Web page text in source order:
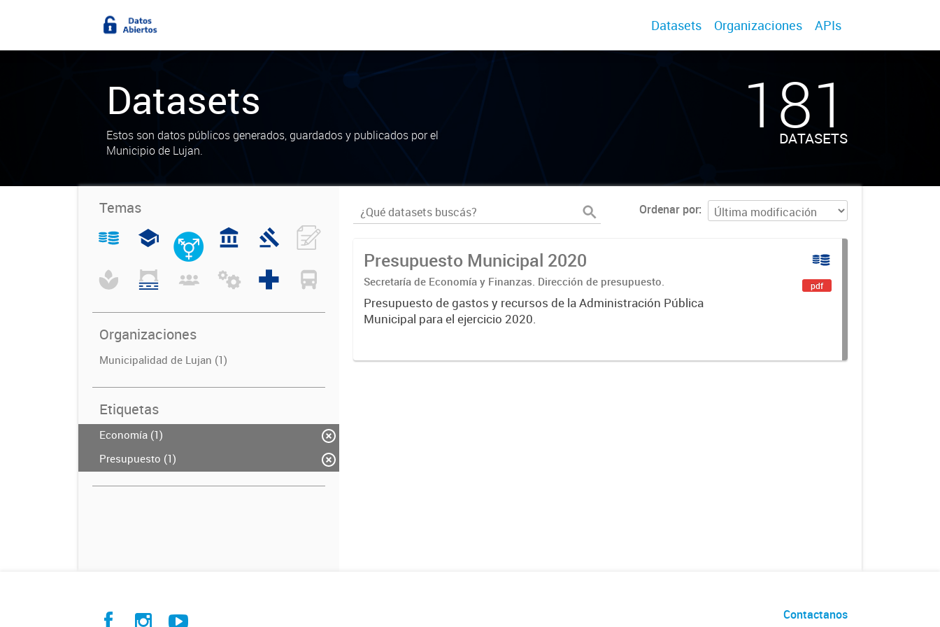
Datasets Organizaciones APIs
Datasets
Estos son datos públicos generados, guardados y publicados por el
Municipio de Lujan.
181
DATASETS
Temas
Organizaciones
Municipalidad de Lujan (1)
Etiquetas
Economía (1)
Presupuesto (1)
Ordenar por
Presupuesto Municipal 2020
Secretaría de Economía y Finanzas. Dirección de presupuesto.
Presupuesto de gastos y recursos de la Administración Pública
Municipal para el ejercicio 2020.
pdf
Contactanos